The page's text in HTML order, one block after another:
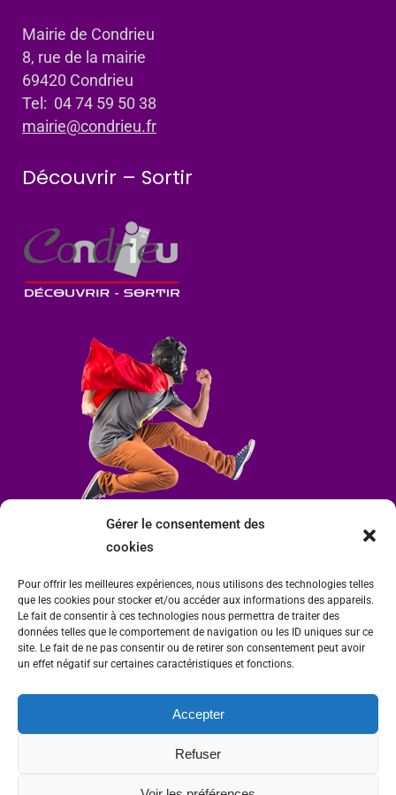
Gérer le consentement des
cookies
Pour offrir les meilleures expériences, nous utilisons des technologies telles
que les cookies pour stocker et/ou accéder aux informations des appareils.
Le fait de consentir à ces technologies nous permettra de traiter des
données telles que le comportement de navigation ou les ID uniques sur ce
site. Le fait de ne pas consentir ou de retirer son consentement peut avoir
un effet négatif sur certaines caractéristiques et fonctions.
Accepter
Refuser
Mairie de Condrieu
8, rue de la mairie
69420 Condrieu
Tel: 04 74 59 50 38
mairie@condrieu.fr
Découvrir – Sortir
Mairie de Condrieu | Copyright © 2023 |Mentions légales